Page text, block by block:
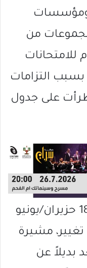
ومؤسسات
من
للامتحانات
يونيو بسبب التزامات
على جدول
وأكدت الوزارة أن امتحانات 18 حزيران/يونيو
مشيرة
بديلاً عن